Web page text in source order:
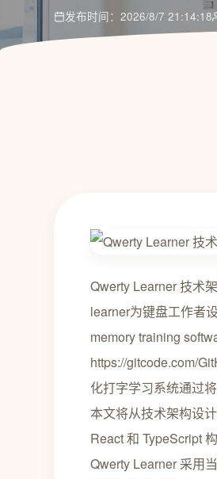
发布时间：2026/8/7 21:14:18
Qwerty Learner 技术
learner为键盘工作者
memory training
https://gitcode.com/
化打字学习系统通过
本文将从技术架构设
React 和 TypeScript
Qwerty Learner 采用